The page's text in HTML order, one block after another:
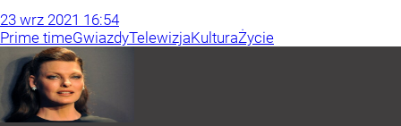
23 wrz 2021 16:54
Prime timeGwiazdyTelewizjaKulturaŻycie